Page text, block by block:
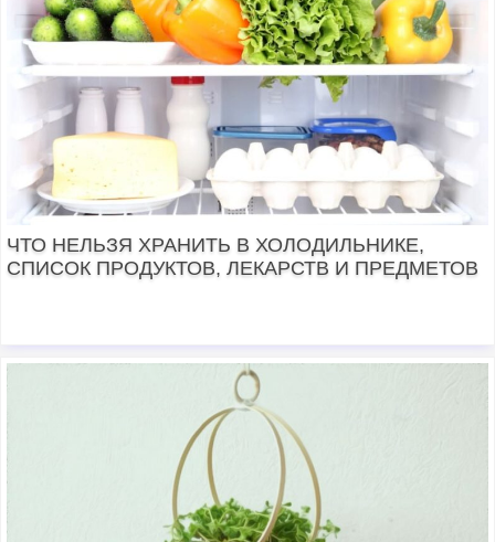
ЧТО НЕЛЬЗЯ ХРАНИТЬ В ХОЛОДИЛЬНИКЕ,
СПИСОК ПРОДУКТОВ, ЛЕКАРСТВ И ПРЕДМЕТОВ